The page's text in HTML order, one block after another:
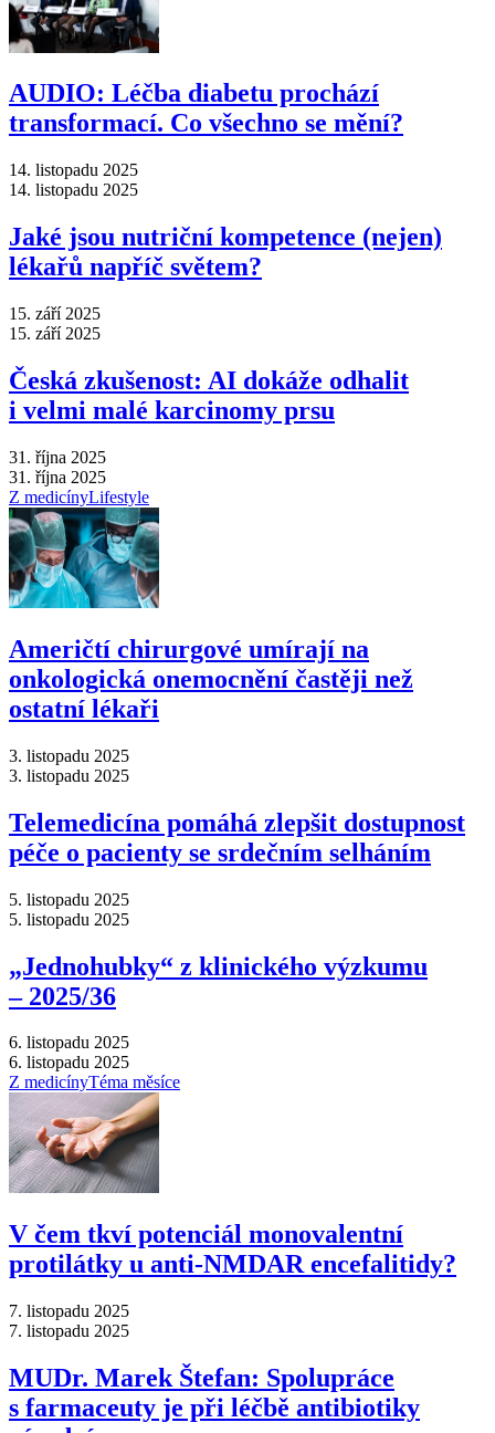
AUDIO: Léčba diabetu prochází
transformací. Co všechno se mění?
14. listopadu 2025
14. listopadu 2025
Jaké jsou nutriční kompetence (nejen)
lékařů napříč světem?
15. září 2025
15. září 2025
Česká zkušenost: AI dokáže odhalit
i velmi malé karcinomy prsu
31. října 2025
31. října 2025
Z medicínyLifestyle
Američtí chirurgové umírají na
onkologická onemocnění častěji než
ostatní lékaři
3. listopadu 2025
3. listopadu 2025
Telemedicína pomáhá zlepšit dostupnost
péče o pacienty se srdečním selháním
5. listopadu 2025
5. listopadu 2025
„Jednohubky“ z klinického výzkumu
–⁠ 2025/36
6. listopadu 2025
6. listopadu 2025
Z medicínyTéma měsíce
V čem tkví potenciál monovalentní
protilátky u anti-NMDAR encefalitidy?
7. listopadu 2025
7. listopadu 2025
MUDr. Marek Štefan: Spolupráce
s farmaceuty je při léčbě antibiotiky